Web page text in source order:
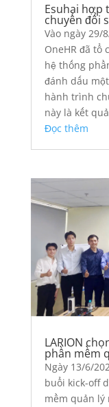
Esuhai hợp
chuyển đổi
Vào ngày 29/
OneHR đã tổ
hệ thống
đánh dấu
hành trình
này là kết
Đọc thêm
LARION
phần mềm
Ngày 13/6/
buổi kick-off
mềm quản lý